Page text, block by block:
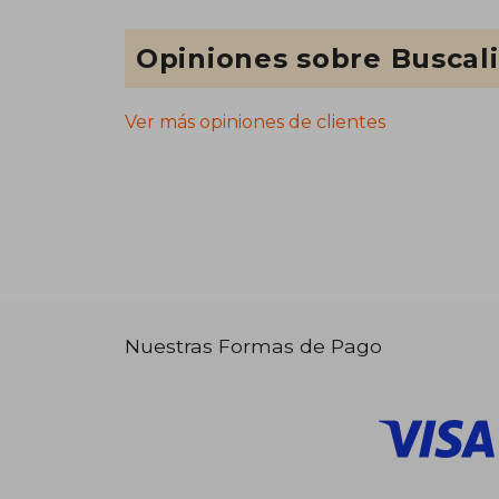
Opiniones sobre
Ver más opiniones de clientes
Nuestras Formas de Pago